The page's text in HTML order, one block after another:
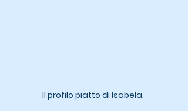
Il profilo piatto di Isabela,